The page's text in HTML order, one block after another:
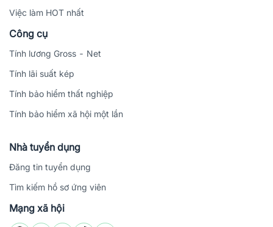
Việc làm HOT nhất
Công cụ
Tính lương Gross - Net
Tính lãi suất kép
Tính bảo hiểm thất nghiệp
Tính bảo hiểm xã hội một lần
Nhà tuyển dụng
Đăng tin tuyển dụng
Tìm kiếm hồ sơ ứng viên
Mạng xã hội